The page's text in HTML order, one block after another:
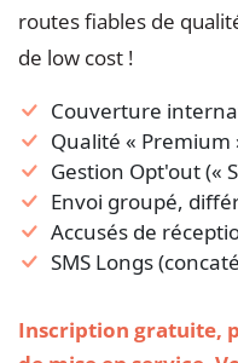
routes fiables de
de low cost !
Couverture
Qualité « Premium
Gestion Opt'out («
Envoi groupé,
Accusés de
SMS Longs
Inscription gratuite,